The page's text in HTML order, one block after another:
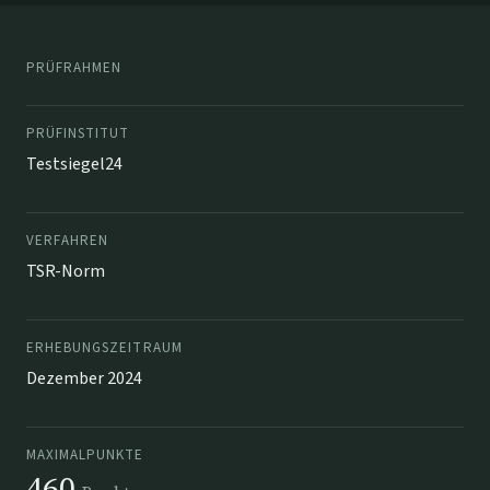
PRÜFRAHMEN
PRÜFINSTITUT
Testsiegel24
VERFAHREN
TSR-Norm
ERHEBUNGSZEITRAUM
Dezember 2024
MAXIMALPUNKTE